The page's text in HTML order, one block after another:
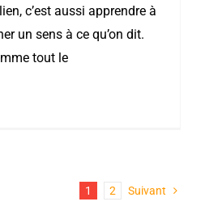
c’est aussi apprendre à
un sens à ce qu’on dit.
tout le
1 2 Suivant